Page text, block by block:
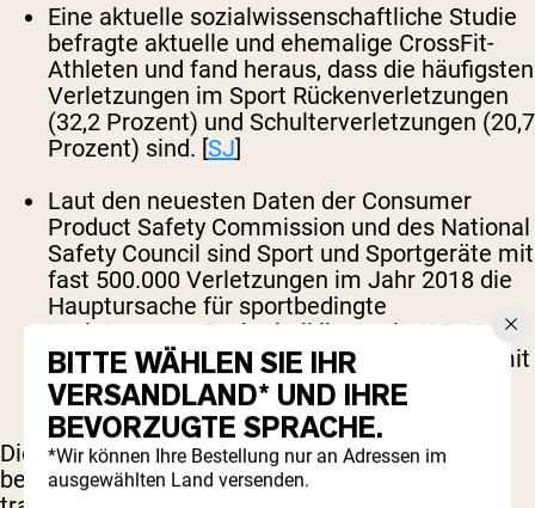
Eine aktuelle sozialwissenschaftliche Studie
befragte aktuelle und ehemalige CrossFit-
Athleten und fand heraus, dass die häufigsten
Verletzungen im Sport Rückenverletzungen
(32,2 Prozent) und Schulterverletzungen (20,7
Prozent) sind. [SJ]
Laut den neuesten Daten der Consumer
Product Safety Commission und des National
Safety Council sind Sport und Sportgeräte mit
fast 500.000 Verletzungen im Jahr 2018 die
Hauptursache für sportbedingte
Verletzungen. Basketball liegt mit 435.452
Verletzungen an zweiter Stelle, Fahrräder mit
424.346 an dritter. [NSC]
Die Verletzungsdaten erinnern daran, dass es
beim Sport nicht nur darauf ankommt, ob man
BITTE WÄHLEN SIE IHR
VERSANDLAND* UND IHRE
BEVORZUGTE SPRACHE.
*Wir können Ihre Bestellung nur an Adressen im
ausgewählten Land versenden.